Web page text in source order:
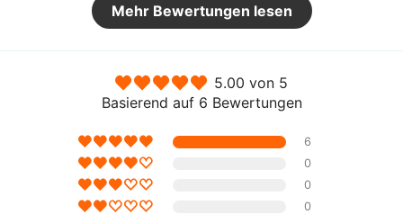
Mehr Bewertungen lesen
5.00 von 5
Basierend auf 6 Bewertungen
6
0
0
0